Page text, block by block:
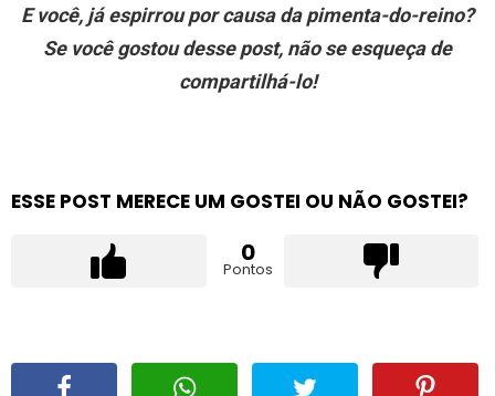
E você, já espirrou por causa da pimenta-do-reino?
Se você gostou desse post, não se esqueça de
compartilhá-lo!
ESSE POST MERECE UM GOSTEI OU NÃO GOSTEI?
0
Pontos